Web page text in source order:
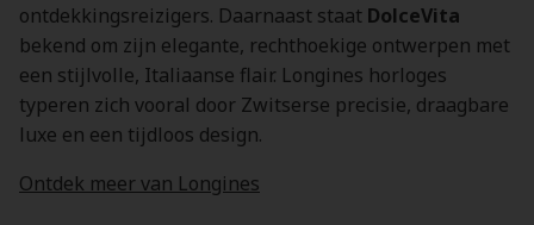
ontdekkingsreizigers. Daarnaast staat DolceVita
bekend om zijn elegante, rechthoekige ontwerpen met
een stijlvolle, Italiaanse flair. Longines horloges
typeren zich vooral door Zwitserse precisie, draagbare
luxe en een tijdloos design.
Ontdek meer van Longines